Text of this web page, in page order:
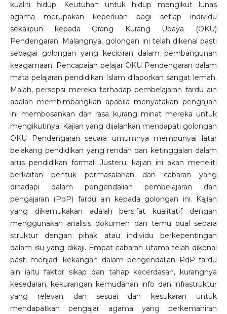
kualiti hidup. Keutuhan untuk hidup mengikut lunas
agama merupakan keperluan bagi setiap individu
sekalipun kepada Orang Kurang Upaya (OKU)
Pendengaran. Malangnya, golongan ini telah dikenal pasti
sebagai golongan yang keciciran dalam pembangunan
keagamaan. Pencapaian pelajar OKU Pendengaran dalam
mata pelajaran pendidikan Islam dilaporkan sangat lemah.
Malah, persepsi mereka terhadap pembelajaran fardu ain
adalah membimbangkan apabila menyatakan pengajian
ini membosankan dan rasa kurang minat mereka untuk
mengikutinya. Kajian yang dijalankan mendapati golongan
OKU Pendengaran secara umumnya mempunyai latar
belakang pendidikan yang rendah dan ketinggalan dalam
arus pendidikan formal. Justeru, kajian ini akan meneliti
berkaitan bentuk permasalahan dan cabaran yang
dihadapi dalam pengendalian pembelajaran dan
pengajaran (PdP) fardu ain kepada golongan ini. Kajian
yang dikemukakan adalah bersifat kualitatif dengan
menggunakan analisis dokumen dan temu bual separa
struktur dengan pihak atau individu berkepentingan
dalam isu yang dikaji. Empat cabaran utama telah dikenal
pasti menjadi kekangan dalam pengendalian PdP fardu
ain iaitu faktor sikap dan tahap kecerdasan, kurangnya
kesedaran, kekurangan kemudahan info dan infrastruktur
yang relevan dan sesuai dan kesukaran untuk
mendapatkan pengajar agama yang berkemahiran